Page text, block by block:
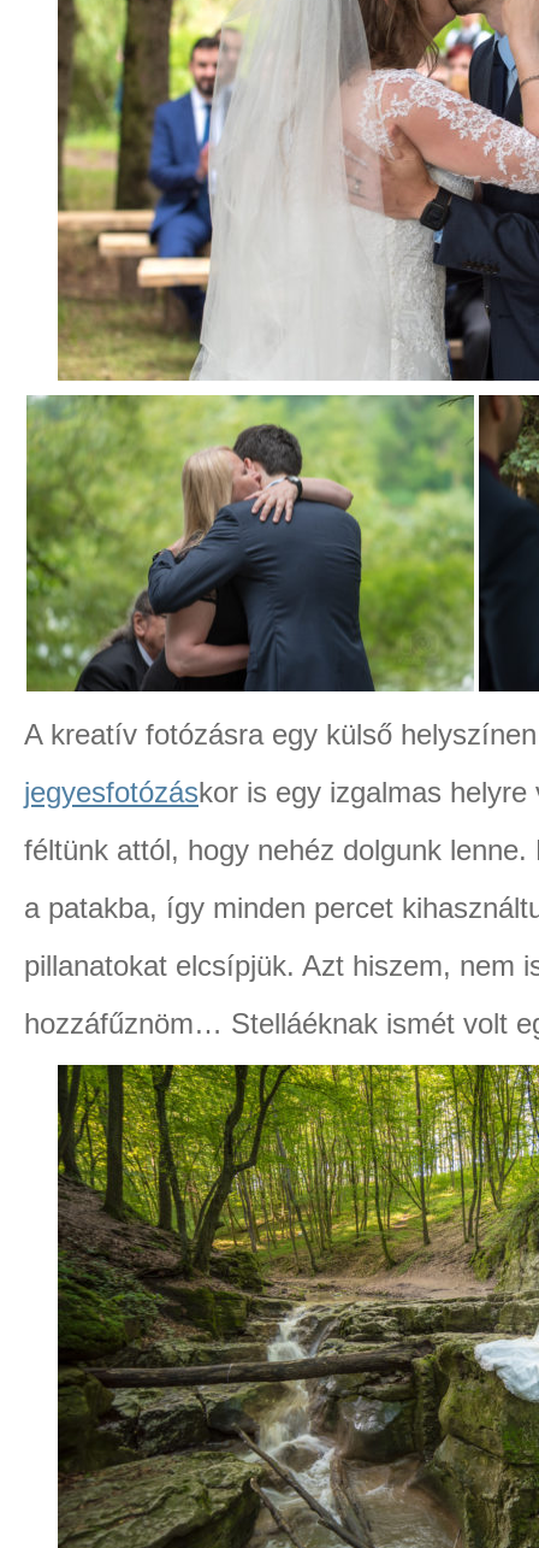
A kreatív fotózásra egy külső
jegyesfotózáskor is egy izgalmas
féltünk attól, hogy nehéz dolgunk
a patakba, így minden percet
pillanatokat elcsípjük. Azt hiszem, nem
hozzáfűznöm… Stelláéknak ismét volt